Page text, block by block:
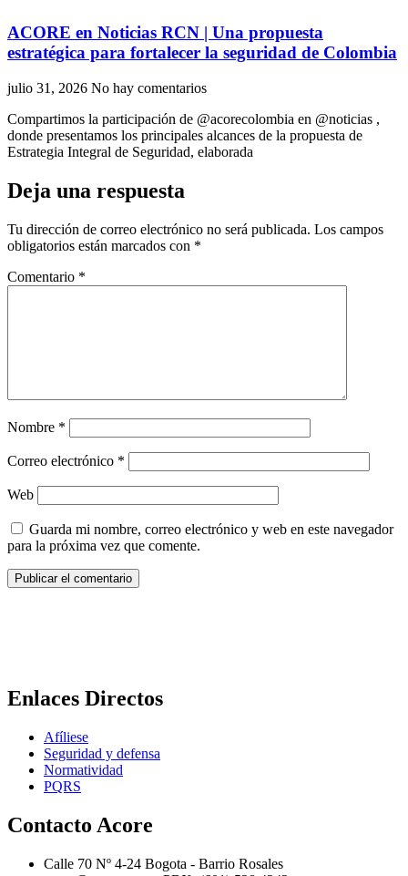
ACORE en Noticias RCN | Una propuesta
estratégica para fortalecer la seguridad de Colombia
julio 31, 2026 No hay comentarios
Compartimos la participación de ‪@acorecolombia‬ en ‪@noticias‬ ,
donde presentamos los principales alcances de la propuesta de
Estrategia Integral de Seguridad, elaborada
Deja una respuesta
Tu dirección de correo electrónico no será publicada. Los campos
obligatorios están marcados con *
Comentario *
Nombre *
Correo electrónico *
Web
Guarda mi nombre, correo electrónico y web en este navegador
para la próxima vez que comente.
Enlaces Directos
Afíliese
Seguridad y defensa
Normatividad
PQRS
Contacto Acore
Calle 70 Nº 4-24 Bogota - Barrio Rosales